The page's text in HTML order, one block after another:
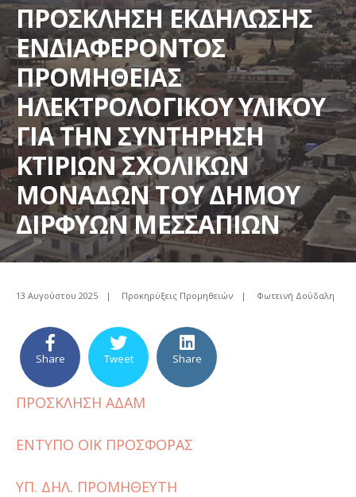
ΠΡΟΣΚΛΗΣΗ ΕΚΔΗΛΩΣΗΣ
ΕΝΔΙΑΦΕΡΟΝΤΟΣ
ΠΡΟΜΗΘΕΙΑΣ
ΗΛΕΚΤΡΟΛΟΓΙΚΟΥ ΥΛΙΚΟΥ
ΓΙΑ ΤΗΝ ΣΥΝΤΗΡΗΣΗ
ΚΤΙΡΙΩΝ ΣΧΟΛΙΚΩΝ
ΜΟΝΑΔΩΝ ΤΟΥ ΔΗΜΟΥ
ΔΙΡΦΥΩΝ ΜΕΣΣΑΠΙΩΝ
13 Αυγούστου 2025 | Προκηρύξεις Προμηθειών | Φωτεινή Δούδαλη
Share Tweet Share
ΠΡΟΣΚΛΗΣΗ ΑΔΑΜ
ΕΝΤΥΠΟ ΟΙΚ ΠΡΟΣΦΟΡΑΣ
ΥΠ. ΔΗΛ. ΠΡΟΜΗΘΕΥΤΗ